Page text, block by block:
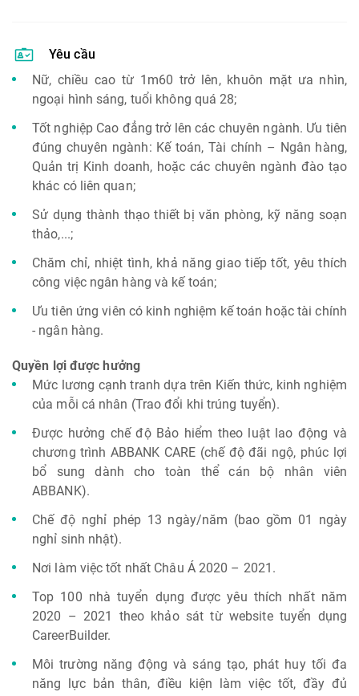
Yêu cầu
Nữ, chiều cao từ 1m60 trở lên, khuôn mặt ưa nhìn,
ngoại hình sáng, tuổi không quá 28;
Tốt nghiệp Cao đẳng trở lên các chuyên ngành. Ưu tiên
đúng chuyên ngành: Kế toán, Tài chính – Ngân hàng,
Quản trị Kinh doanh, hoặc các chuyên ngành đào tạo
khác có liên quan;
Sử dụng thành thạo thiết bị văn phòng, kỹ năng soạn
thảo,...;
Chăm chỉ, nhiệt tình, khả năng giao tiếp tốt, yêu thích
công việc ngân hàng và kế toán;
Ưu tiên ứng viên có kinh nghiệm kế toán hoặc tài chính
- ngân hàng.
Quyền lợi được hưởng
Mức lương cạnh tranh dựa trên Kiến thức, kinh nghiệm
của mỗi cá nhân (Trao đổi khi trúng tuyển).
Được hưởng chế độ Bảo hiểm theo luật lao động và
chương trình ABBANK CARE (chế độ đãi ngộ, phúc lợi
bổ sung dành cho toàn thể cán bộ nhân viên
ABBANK).
Chế độ nghỉ phép 13 ngày/năm (bao gồm 01 ngày
nghỉ sinh nhật).
Nơi làm việc tốt nhất Châu Á 2020 – 2021.
Top 100 nhà tuyển dụng được yêu thích nhất năm
2020 – 2021 theo khảo sát từ website tuyển dụng
CareerBuilder.
Môi trường năng động và sáng tạo, phát huy tối đa
năng lực bản thân, điều kiện làm việc tốt, đầy đủ